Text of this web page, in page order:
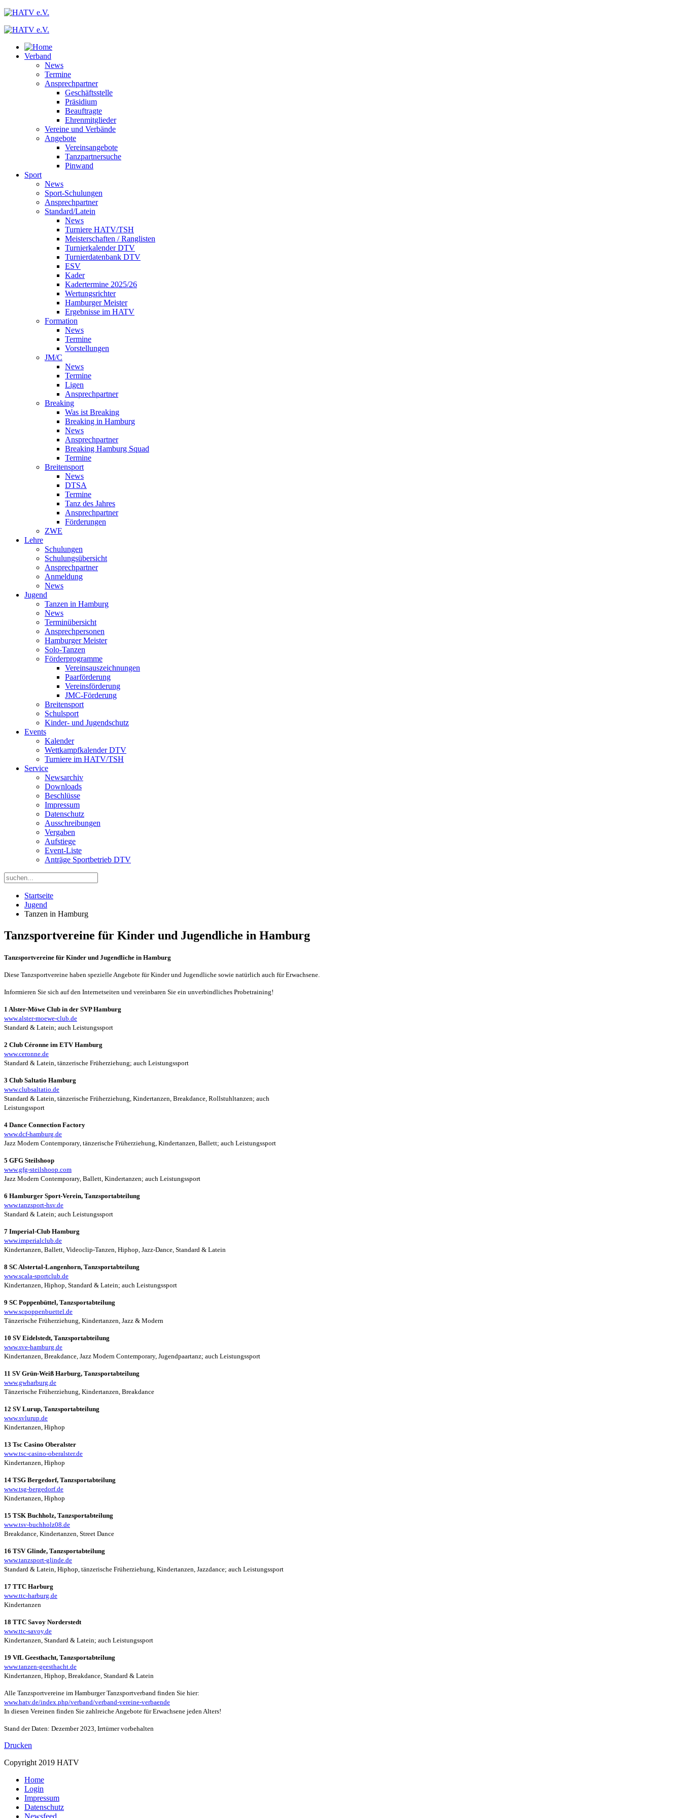
Verband
News
Termine
Ansprechpartner
Geschäftsstelle
Präsidium
Beauftragte
Ehrenmitglieder
Vereine und Verbände
Angebote
Vereinsangebote
Tanzpartnersuche
Pinwand
Sport
News
Sport-Schulungen
Ansprechpartner
Standard/Latein
News
Turniere HATV/TSH
Meisterschaften / Ranglisten
Turnierkalender DTV
Turnierdatenbank DTV
ESV
Kader
Kadertermine 2025/26
Wertungsrichter
Hamburger Meister
Ergebnisse im HATV
Formation
News
Termine
Vorstellungen
JM/C
News
Termine
Ligen
Ansprechpartner
Breaking
Was ist Breaking
Breaking in Hamburg
News
Ansprechpartner
Breaking Hamburg Squad
Termine
Breitensport
News
DTSA
Termine
Tanz des Jahres
Ansprechpartner
Förderungen
ZWE
Lehre
Schulungen
Schulungsübersicht
Ansprechpartner
Anmeldung
News
Jugend
Tanzen in Hamburg
News
Terminübersicht
Ansprechpersonen
Hamburger Meister
Solo-Tanzen
Förderprogramme
Vereinsauszeichnungen
Paarförderung
Vereinsförderung
JMC-Förderung
Breitensport
Schulsport
Kinder- und Jugendschutz
Events
Kalender
Wettkampfkalender DTV
Turniere im HATV/TSH
Service
Newsarchiv
Downloads
Beschlüsse
Impressum
Datenschutz
Ausschreibungen
Vergaben
Aufstiege
Event-Liste
Anträge Sportbetrieb DTV
Startseite
Jugend
Tanzen in Hamburg
Tanzsportvereine für Kinder und Jugendliche in Hamburg
Tanzsportvereine für Kinder und Jugendliche in Hamburg
Diese Tanzsportvereine haben spezielle Angebote für Kinder und Jugendliche sowie natürlich auch für Erwachsene.
Informieren Sie sich auf den Internetseiten und vereinbaren Sie ein unverbindliches Probetraining!
1 Alster-Möwe Club in der SVP Hamburg
www.alster-moewe-club.de
Standard & Latein; auch Leistungssport
2 Club Céronne im ETV Hamburg
www.ceronne.de
Standard & Latein, tänzerische Früherziehung; auch Leistungssport
3 Club Saltatio Hamburg
www.clubsaltatio.de
Standard & Latein, tänzerische Früherziehung, Kindertanzen, Breakdance, Rollstuhltanzen; auch
Leistungssport
4 Dance Connection Factory
www.dcf-hamburg.de
Jazz Modern Contemporary, tänzerische Früherziehung, Kindertanzen, Ballett; auch Leistungssport
5 GFG Steilshoop
www.gfg-steilshoop.com
Jazz Modern Contemporary, Ballett, Kindertanzen; auch Leistungssport
6 Hamburger Sport-Verein, Tanzsportabteilung
www.tanzsport-hsv.de
Standard & Latein; auch Leistungssport
7 Imperial-Club Hamburg
www.imperialclub.de
Kindertanzen, Ballett, Videoclip-Tanzen, Hiphop, Jazz-Dance, Standard & Latein
8 SC Alstertal-Langenhorn, Tanzsportabteilung
www.scala-sportclub.de
Kindertanzen, Hiphop, Standard & Latein; auch Leistungssport
9 SC Poppenbüttel, Tanzsportabteilung
www.scpoppenbuettel.de
Tänzerische Früherziehung, Kindertanzen, Jazz & Modern
10 SV Eidelstedt, Tanzsportabteilung
www.sve-hamburg.de
Kindertanzen, Breakdance, Jazz Modern Contemporary, Jugendpaartanz; auch Leistungssport
11 SV Grün-Weiß Harburg, Tanzsportabteilung
www.gwharburg.de
Tänzerische Früherziehung, Kindertanzen, Breakdance
12 SV Lurup, Tanzsportabteilung
www.svlurup.de
Kindertanzen, Hiphop
13 Tsc Casino Oberalster
www.tsc-casino-oberalster.de
Kindertanzen, Hiphop
14 TSG Bergedorf, Tanzsportabteilung
www.tsg-bergedorf.de
Kindertanzen, Hiphop
15 TSK Buchholz, Tanzsportabteilung
www.tsv-buchholz08.de
Breakdance, Kindertanzen, Street Dance
16 TSV Glinde, Tanzsportabteilung
www.tanzsport-glinde.de
Standard & Latein, Hiphop, tänzerische Früherziehung, Kindertanzen, Jazzdance; auch Leistungssport
17 TTC Harburg
www.ttc-harburg.de
Kindertanzen
18 TTC Savoy Norderstedt
www.ttc-savoy.de
Kindertanzen, Standard & Latein; auch Leistungssport
19 VfL Geesthacht, Tanzsportabteilung
www.tanzen-geesthacht.de
Kindertanzen, Hiphop, Breakdance, Standard & Latein
Alle Tanzsportvereine im Hamburger Tanzsportverband finden Sie hier:
www.hatv.de/index.php/verband/verband-vereine-verbaende
In diesen Vereinen finden Sie zahlreiche Angebote für Erwachsene jeden Alters!
Stand der Daten: Dezember 2023, Irrtümer vorbehalten
Drucken
Copyright 2019 HATV
Home
Login
Impressum
Datenschutz
Newsfeed